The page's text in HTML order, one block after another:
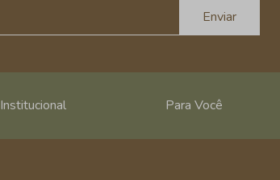
Enviar
Institucional Para Você